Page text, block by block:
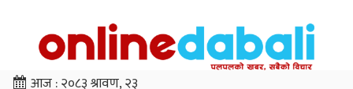
आज :२०८३ श्रावण, २३